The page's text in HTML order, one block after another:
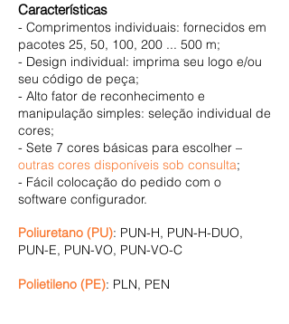
Características
- Comprimentos individuais: fornecidos em
pacotes 25, 50, 100, 200 ... 500 m;
- Design individual: imprima seu logo e/ou
seu código de peça;
- Alto fator de reconhecimento e
manipulação simples: seleção individual de
cores;
- Sete 7 cores básicas para escolher –
outras cores disponíveis sob consulta;
- Fácil colocação do pedido com o
software configurador.
Poliuretano (PU): PUN-H, PUN-H-DUO,
PUN-E, PUN-VO, PUN-VO-C
Polietileno (PE): PLN, PEN